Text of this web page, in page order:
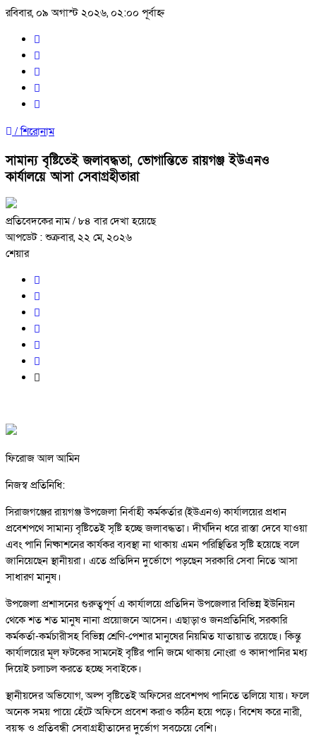
রবিবার, ০৯ অগাস্ট ২০২৬, ০২:০০ পূর্বাহ্ন
/শিরোনাম
সামান্য বৃষ্টিতেই জলাবদ্ধতা, ভোগান্তিতে রায়গঞ্জ ইউএনও
কার্যালয়ে আসা সেবাগ্রহীতারা
প্রতিবেদকের নাম/ ৮৪ বার দেখা হয়েছে
আপডেট : শুক্রবার, ২২ মে, ২০২৬
শেয়ার
ফিরোজ আল আমিন
নিজস্ব প্রতিনিধি:
সিরাজগঞ্জের রায়গঞ্জ উপজেলা নির্বাহী কর্মকর্তার (ইউএনও) কার্যালয়ের প্রধান
প্রবেশপথে সামান্য বৃষ্টিতেই সৃষ্টি হচ্ছে জলাবদ্ধতা। দীর্ঘদিন ধরে রাস্তা দেবে যাওয়া
এবং পানি নিষ্কাশনের কার্যকর ব্যবস্থা না থাকায় এমন পরিস্থিতির সৃষ্টি হয়েছে বলে
জানিয়েছেন স্থানীয়রা। এতে প্রতিদিন দুর্ভোগে পড়ছেন সরকারি সেবা নিতে আসা
সাধারণ মানুষ।
উপজেলা প্রশাসনের গুরুত্বপূর্ণ এ কার্যালয়ে প্রতিদিন উপজেলার বিভিন্ন ইউনিয়ন
থেকে শত শত মানুষ নানা প্রয়োজনে আসেন। এছাড়াও জনপ্রতিনিধি, সরকারি
কর্মকর্তা-কর্মচারীসহ বিভিন্ন শ্রেণি-পেশার মানুষের নিয়মিত যাতায়াত রয়েছে। কিন্তু
কার্যালয়ের মূল ফটকের সামনেই বৃষ্টির পানি জমে থাকায় নোংরা ও কাদাপানির মধ্য
দিয়েই চলাচল করতে হচ্ছে সবাইকে।
স্থানীয়দের অভিযোগ, অল্প বৃষ্টিতেই অফিসের প্রবেশপথ পানিতে তলিয়ে যায়। ফলে
অনেক সময় পায়ে হেঁটে অফিসে প্রবেশ করাও কঠিন হয়ে পড়ে। বিশেষ করে নারী,
বয়স্ক ও প্রতিবন্ধী সেবাগ্রহীতাদের দুর্ভোগ সবচেয়ে বেশি।